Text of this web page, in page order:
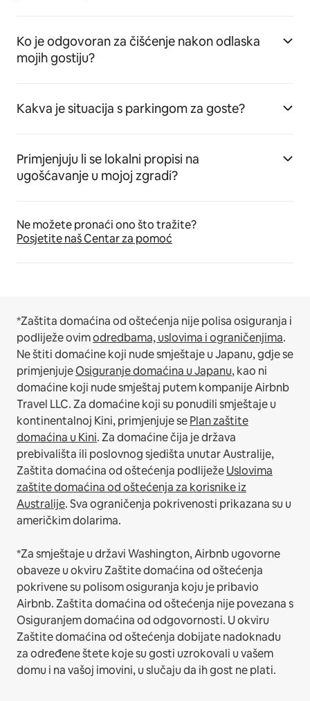
Ko je odgovoran za čišćenje nakon odlaska
mojih gostiju?
Kakva je situacija s parkingom za goste?
Primjenjuju li se lokalni propisi na
ugošćavanje u mojoj zgradi?
Ne možete pronaći ono što tražite?
Posjetite naš Centar za pomoć
*Zaštita domaćina od oštećenja nije polisa osiguranja i
podliježe ovimodredbama, uslovima i ograničenjima.
Ne štiti domaćine koji nude smještaje u Japanu, gdje se
primjenjujeOsiguranje domaćina u Japanu, kao ni
domaćine koji nude smještaj putem kompanije Airbnb
Travel LLC.Za domaćine koji su ponudili smještaje u
kontinentalnoj Kini, primjenjuje sePlan zaštite
domaćina u Kini.Za domaćine čija je država
prebivališta ili poslovnog sjedišta unutar Australije,
Zaštita domaćina od oštećenja podliježeUslovima
zaštite domaćina od oštećenja za korisnike iz
Australije. Sva ograničenja pokrivenosti prikazana su u
američkim dolarima.
*Za smještaje u državi Washington, Airbnb ugovorne
obaveze u okviru Zaštite domaćina od oštećenja
pokrivene su polisom osiguranja koju je pribavio
Airbnb. Zaštita domaćina od oštećenja nije povezana s
Osiguranjem domaćina od odgovornosti. U okviru
Zaštite domaćina od oštećenja dobijate nadoknadu
za određene štete koje su gosti uzrokovali u vašem
domu i na vašoj imovini, u slučaju da ih gost ne plati.